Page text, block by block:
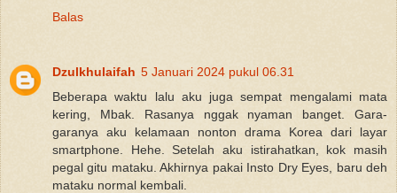
Balas
Dzulkhulaifah 5 Januari 2024 pukul 06.31
Beberapa waktu lalu aku juga sempat mengalami mata
kering, Mbak. Rasanya nggak nyaman banget. Gara-
garanya aku kelamaan nonton drama Korea dari layar
smartphone. Hehe. Setelah aku istirahatkan, kok masih
pegal gitu mataku. Akhirnya pakai Insto Dry Eyes, baru deh
mataku normal kembali.